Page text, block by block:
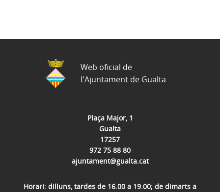
Plaça Major, 1
Gualta
17257
972 75 88 80
ajuntament@gualta.cat
Horari: dilluns, tardes de 16.00 a 19.00; de dimarts a
Web oficial de
l'Ajuntament de Gualta